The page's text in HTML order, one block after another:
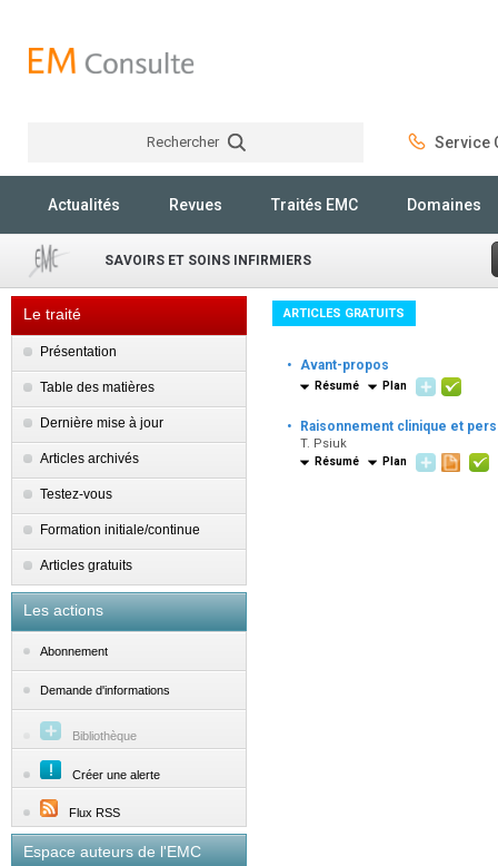
Rechercher Service
Actualités Revues Traités EMC Domaines
SAVOIRS ET SOINS INFIRMIERS
Le traité
Présentation
Table des matières
Dernière mise à jour
Articles archivés
Testez-vous
Formation initiale/continue
Articles gratuits
Les actions
Abonnement
Demande d'informations
Bibliothèque
Créer une alerte
Flux RSS
Espace auteurs de l'EMC
ARTICLES GRATUITS
· Avant-propos
Résumé Plan
· Raisonnement clinique et
T. Psiuk
Résumé Plan